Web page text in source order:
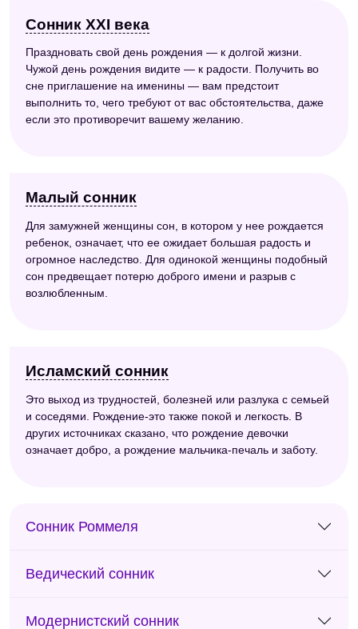
Сонник XXI века
Праздновать свой день рождения — к долгой жизни.
Чужой день рождения видите — к радости. Получить во
сне приглашение на именины — вам предстоит
выполнить то, чего требуют от вас обстоятельства, даже
если это противоречит вашему желанию.
Малый сонник
Для замужней женщины сон, в котором у нее рождается
ребенок, означает, что ее ожидает большая радость и
огромное наследство. Для одинокой женщины подобный
сон предвещает потерю доброго имени и разрыв с
возлюбленным.
Исламский сонник
Это выход из трудностей, болезней или разлука с семьей
и соседями. Рождение-это также покой и легкость. В
других источниках сказано, что рождение девочки
означает добро, а рождение мальчика-печаль и заботу.
Сонник Роммеля
Ведический сонник
Модернистский сонник